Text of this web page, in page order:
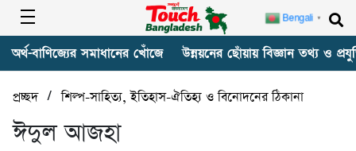
অর্থ-বাণিজ্যের সমাধানের খোঁজে উন্নয়নের ছোঁয়ায় বিজ্ঞান তথ্য ও
প্রচ্ছদ/শিল্প-সাহিত্য, ইতিহাস-ঐতিহ্য ও বিনোদনের ঠিকানা
ঈদুল আজহা
Bengali ▼